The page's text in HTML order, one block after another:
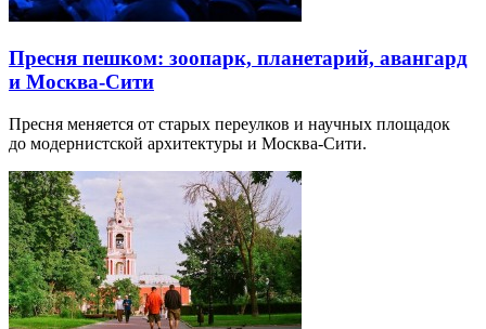
Пресня пешком: зоопарк, планетарий, авангард
и Москва-Сити
Пресня меняется от старых переулков и научных площадок
до модернистской архитектуры и Москва-Сити.